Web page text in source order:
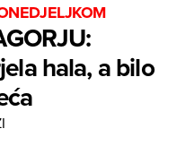
hala, a bilo